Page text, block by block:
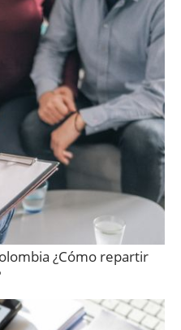
¿Cómo repartir